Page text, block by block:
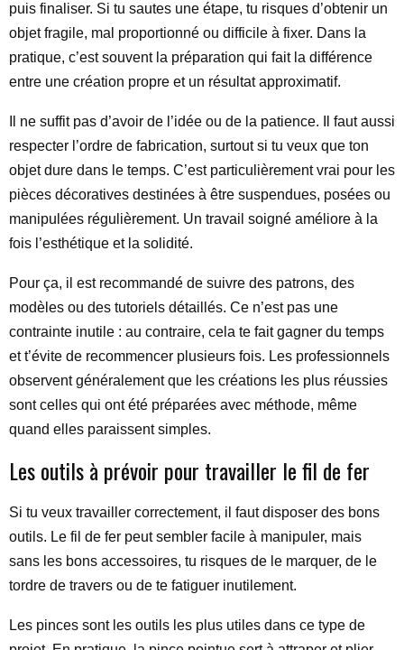
puis finaliser. Si tu sautes une étape, tu risques d’obtenir un
objet fragile, mal proportionné ou difficile à fixer. Dans la
pratique, c’est souvent la préparation qui fait la différence
entre une création propre et un résultat approximatif.
Il ne suffit pas d’avoir de l’idée ou de la patience. Il faut aussi
respecter l’ordre de fabrication, surtout si tu veux que ton
objet dure dans le temps. C’est particulièrement vrai pour les
pièces décoratives destinées à être suspendues, posées ou
manipulées régulièrement. Un travail soigné améliore à la
fois l’esthétique et la solidité.
Pour ça, il est recommandé de suivre des patrons, des
modèles ou des tutoriels détaillés. Ce n’est pas une
contrainte inutile : au contraire, cela te fait gagner du temps
et t’évite de recommencer plusieurs fois. Les professionnels
observent généralement que les créations les plus réussies
sont celles qui ont été préparées avec méthode, même
quand elles paraissent simples.
Les outils à prévoir pour travailler le fil de fer
Si tu veux travailler correctement, il faut disposer des bons
outils. Le fil de fer peut sembler facile à manipuler, mais
sans les bons accessoires, tu risques de le marquer, de le
tordre de travers ou de te fatiguer inutilement.
Les pinces sont les outils les plus utiles dans ce type de